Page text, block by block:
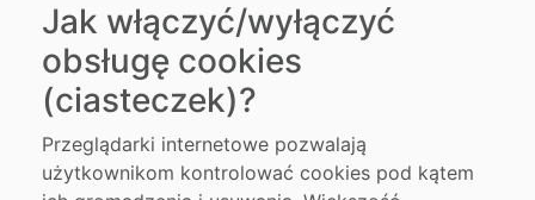
Jak włączyć/wyłączyć
obsługę cookies
(ciasteczek)?
Przeglądarki internetowe pozwalają
użytkownikom kontrolować cookies pod kątem